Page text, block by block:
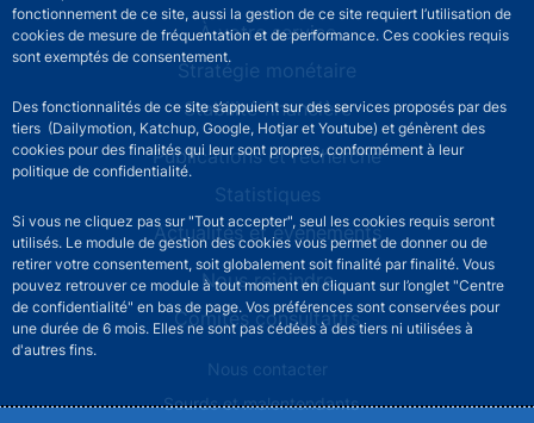
fonctionnement de ce site, aussi la gestion de ce site requiert l’utilisation de
cookies de mesure de fréquentation et de performance. Ces cookies requis
sont exemptés de consentement.
Des fonctionnalités de ce site s’appuient sur des services proposés par des
tiers (Dailymotion, Katchup, Google, Hotjar et Youtube) et génèrent des
cookies pour des finalités qui leur sont propres, conformément à leur
politique de confidentialité.
Si vous ne cliquez pas sur "Tout accepter", seul les cookies requis seront
utilisés. Le module de gestion des cookies vous permet de donner ou de
retirer votre consentement, soit globalement soit finalité par finalité. Vous
pouvez retrouver ce module à tout moment en cliquant sur l’onglet "Centre
de confidentialité" en bas de page. Vos préférences sont conservées pour
une durée de 6 mois. Elles ne sont pas cédées à des tiers ni utilisées à
d'autres fins.
À votre service
Stratégie monétaire
Stabilité financière
Publications et recherche
Statistiques
Actualités et événements
Nous rejoindre
Comités consultatifs
Footer secondary menuNous contacter
Sourds et malentendants